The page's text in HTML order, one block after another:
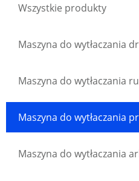
Wszystkie produkty
Maszyna do wytłaczania
sztucznego WPC
Maszyna do wytłaczania
Maszyna do wytłaczania
sztucznych
Maszyna do wytłaczania